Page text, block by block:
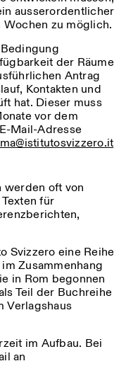
ausserordentlicher
zu möglich.
der Räume
Antrag
Kontakten und
hat. Dieser muss
vor dem
Mail-Adresse
werden oft von
für
Svizzero eine Reihe
Zusammenhang
in Rom begonnen
Teil der Buchreihe
Verlagshaus
im Aufbau. Bei
an